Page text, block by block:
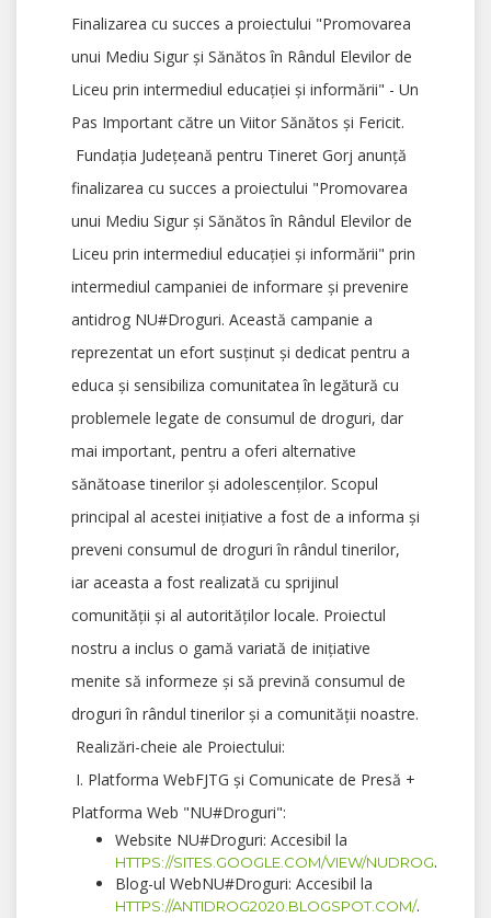
Finalizarea cu succes a proiectului "Promovarea
unui Mediu Sigur și Sănătos în Rândul Elevilor de
Liceu prin intermediul educației și informării" - Un
Pas Important către un Viitor Sănătos și Fericit.
Fundația Județeană pentru Tineret Gorj anunță
finalizarea cu succes a proiectului "Promovarea
unui Mediu Sigur și Sănătos în Rândul Elevilor de
Liceu prin intermediul educației și informării" prin
intermediul campaniei de informare și prevenire
antidrog NU#Droguri. Această campanie a
reprezentat un efort susținut și dedicat pentru a
educa și sensibiliza comunitatea în legătură cu
problemele legate de consumul de droguri, dar
mai important, pentru a oferi alternative
sănătoase tinerilor și adolescenților. Scopul
principal al acestei inițiative a fost de a informa și
preveni consumul de droguri în rândul tinerilor,
iar aceasta a fost realizată cu sprijinul
comunității și al autorităților locale. Proiectul
nostru a inclus o gamă variată de inițiative
menite să informeze și să prevină consumul de
droguri în rândul tinerilor și a comunității noastre.
Realizări-cheie ale Proiectului:
I. Platforma WebFJTG și Comunicate de Presă +
Platforma Web "NU#Droguri":
Website NU#Droguri: Accesibil la
HTTPS://SITES.GOOGLE.COM/VIEW/NUDROG.
Blog-ul WebNU#Droguri: Accesibil la
HTTPS://ANTIDROG2020.BLOGSPOT.COM/.